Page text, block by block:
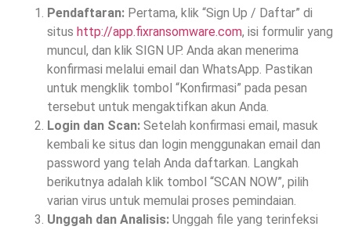
Pendaftaran: Pertama, klik “Sign Up / Daftar” di
situs http://app.fixransomware.com, isi formulir yang
muncul, dan klik SIGN UP. Anda akan menerima
konfirmasi melalui email dan WhatsApp. Pastikan
untuk mengklik tombol “Konfirmasi” pada pesan
tersebut untuk mengaktifkan akun Anda.
Login dan Scan: Setelah konfirmasi email, masuk
kembali ke situs dan login menggunakan email dan
password yang telah Anda daftarkan. Langkah
berikutnya adalah klik tombol “SCAN NOW”, pilih
varian virus untuk memulai proses pemindaian.
Unggah dan Analisis: Unggah file yang terinfeksi